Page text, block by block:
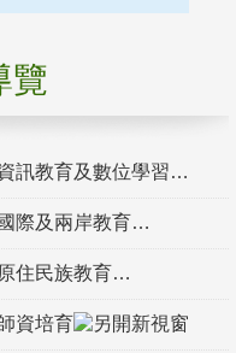
覽
訊教育及數位學習
國際及兩岸教育
原住民族教育
資培育